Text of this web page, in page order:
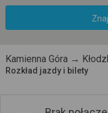
Kamienna Góra →
Rozkład jazdy i bilety